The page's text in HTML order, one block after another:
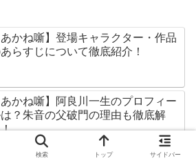
あかね噺】登場キャラクター・作品
らすじについて徹底紹介！
あかね噺】阿良川一生のプロフィー
は？朱音の父破門の理由も徹底解
検索 トップ サイドバー